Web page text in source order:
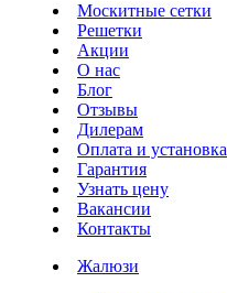
Москитные сетки
Решетки
Акции
О нас
Блог
Отзывы
Дилерам
Оплата и установка
Гарантия
Узнать цену
Вакансии
Контакты
Жалюзи